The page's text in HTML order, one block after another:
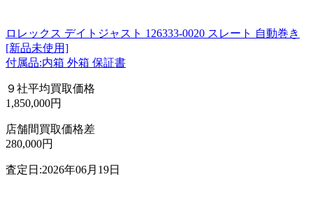
ロレックス デイトジャスト 126333-0020 スレート 自動巻き
[新品未使用]
付属品:内箱 外箱 保証書
９社平均買取価格
1,850,000円
店舗間買取価格差
280,000円
査定日:2026年06月19日